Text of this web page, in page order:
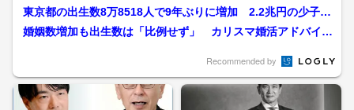
年 子育て支援は数...
東京都の出生数8万8518人で9年ぶりに増加 2.2兆円の少子化
対策 海外からも...
婚姻数増加も出生数は「比例せず」 カリスマ婚活アドバイザ
Recommended by